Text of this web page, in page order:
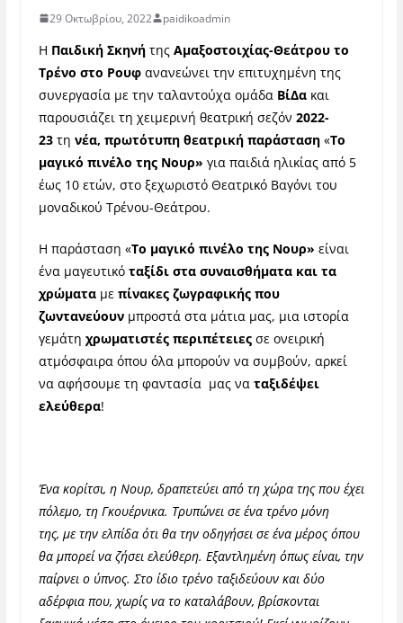
29 Οκτωβρίου, 2022 paidikoadmin
Η Παιδική Σκηνήτης Αμαξοστοιχίας-Θεάτρου το
Τρένο στο Ρουφανανεώνει την επιτυχημένη της
συνεργασία με την ταλαντούχα ομάδα ΒίΔακαι
παρουσιάζει τη χειμερινή θεατρική σεζόν 2022-
23τη νέα, πρωτότυπη θεατρική παράσταση«Το
μαγικό πινέλο της Νουρ» για παιδιά ηλικίας από 5
έως 10 ετών, στο ξεχωριστό Θεατρικό Βαγόνι του
μοναδικού Τρένου-Θεάτρου.
Η παράσταση «Το μαγικό πινέλο της Νουρ» είναι
ένα μαγευτικό ταξίδι στα συναισθήματα και τα
χρώματαμε πίνακες ζωγραφικής που
ζωντανεύουν μπροστά στα μάτια μας, μια ιστορία
γεμάτη χρωματιστές περιπέτειες σε ονειρική
ατμόσφαιρα όπου όλα μπορούν να συμβούν, αρκεί
να αφήσουμε τη φαντασία μας να ταξιδέψει
ελεύθερα!
Ένα κορίτσι, η Νουρ, δραπετεύει από τη χώρα της που έχει
πόλεμο, τη Γκουέρνικα. Τρυπώνει σε ένα τρένο μόνη
της, με την ελπίδα ότι θα την οδηγήσει σε ένα μέρος όπου
θα μπορεί να ζήσει ελεύθερη. Εξαντλημένη όπως είναι, την
παίρνει ο ύπνος. Στο ίδιο τρένο ταξιδεύουν και δύο
αδέρφια που, χωρίς να το καταλάβουν, βρίσκονται